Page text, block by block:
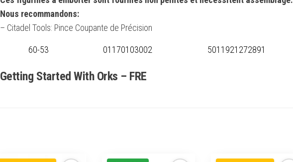
Nous recommandons:
– Citadel Tools: Pince Coupante de Précision
60-53 01170103002 5011921272891
Getting Started With Orks – FRE